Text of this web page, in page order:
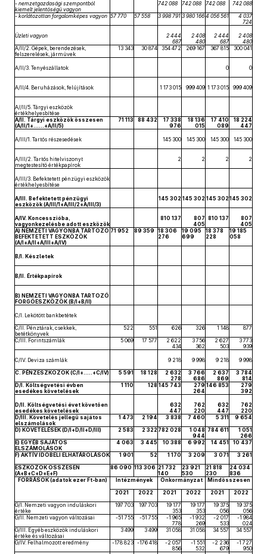
- nemzetgazdasági szempontból
kiemelt jelentőségű vagyon
742 088 742 088 742 088 742 088
- korlátozottan forgalomképes vagyon 57 770 57 558 3 998 791 3 980 166 4 056 561
4 037
724
Üzleti vagyon
2 444
687
2 408
480
2 444
687
2 408
480
A/II/2. Gépek, berendezések,
felszerelések, járművek
13 343 30 874 354 472 269 167 367 815 300 041
A/II/3. Tenyészállatok 0 0
A/II/4. Beruházások, felújítások 1 173 015 999 409 1 173 015 999 409
A//II/5. Tárgyi eszközök
értékhelyesbítése
A/II. Tárgyi eszközök összesen
(A/II/1+……+A/II/5)
71 113 88 432
17 338
976
18 136
015
17 410
089
18 224
447
A/III/1. Tartós részesedések 145 300 145 300 145 300 145 300
A/III/2. Tartós hitelviszonyt
megtestesítő értékpapírok
2 2 2 2
A/III/3. Befektetett pénzügyi eszközök
értékhelyesbítése
A/III. Befektetett pénzügyi
eszközök (A/III/1+A/III/2+A/III/3)
145 302 145 302 145 302 145 302
A/IV. Koncesszióba,
vagyonkezelésbe adott eszközök
810 137
807
405
810 137
807
405
A) NEMZETI VAGYONBA TARTOZÓ
BEFEKTETETT ESZKÖZÖK
(A/I+A/II+A/III+A/IV)
71 952 89 359
18 306
276
19 095
699
18 378
228
19 185
058
B/I. Készletek
B/II. Értékpapírok
B) NEMZETI VAGYONBA TARTOZÓ
FORGÓESZKÖZÖK (B/I+B/II)
C/I. Lekötött bankbetétek
C/II. Pénztárak, csekkek,
betétkönyvek
522 551 626 326 1 148 877
C/III. Forintszámlák 5 069 17 577
2 622
434
3 756
362
2 627
503
3 773
939
C/IV. Deviza számlák 9 218 9 998 9 218 9 998
C. PÉNZESZKÖZÖK (C/I+…..+C/IV) 5 591 18 128
2 632
278
3 766
686
2 637
869
3 784
814
D/I. Költségvetési évben
esedékes követelések
1 110 128 145 743
279
264
146 853
279
392
D/II. Költségvetési évet követően
esedékes követelések
632
447
762
220
632
447
762
220
D/III. Követelés jellegű sajátos
elszámolások
1 473 2 194 3 838 7 460 5 311 9 654
D) KÖVETELÉSEK (D/I+D/II+D/III) 2 583 2 322 782 028
1 048
944
784 611
1 051
266
E) EGYÉB SAJÁTOS
ELSZÁMOLÁSOK
4 063 3 445 10 388 6 992 14 451 10 437
F) AKTÍV IDŐBELI ELHATÁROLÁSOK 1 901 52 1 170 3 209 3 071 3 261
ESZKÖZÖK ÖSSZESEN
(A+B+C+D+E+F)
86 090 113 306 21 732
140
23 921
530
21 818
230
24 034
836
FORRÁSOK (adatok ezer Ft-ban)
Intézmények Önkormányzat Mindösszesen
2021 2022 2021 2022 2021 2022
G/I. Nemzeti vagyon induláskori
értéke
197 703 197 703
19 177
353
19 177
353
19 375
056
19 375
056
G/II. Nemzeti vagyon változásai
-51 755 -51 755
-1 965
778
-1 932
269
-2 017
533
-1 984
024
G/III. Egyéb eszközök induláskori
értéke és változásai
3 499 3 499 31 058 31 058 34 557 34 557
G/IV. Felhalmozott eredmény -178 823 -176 418
-2 057
856
-1 551
532
-2 236
679
-1 727
950